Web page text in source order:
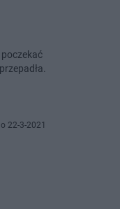
22-3-2021